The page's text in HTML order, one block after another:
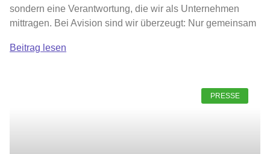
sondern eine Verantwortung, die wir als Unternehmen
mittragen. Bei Avision sind wir überzeugt: Nur gemeinsam
Beitrag lesen
PRESSE